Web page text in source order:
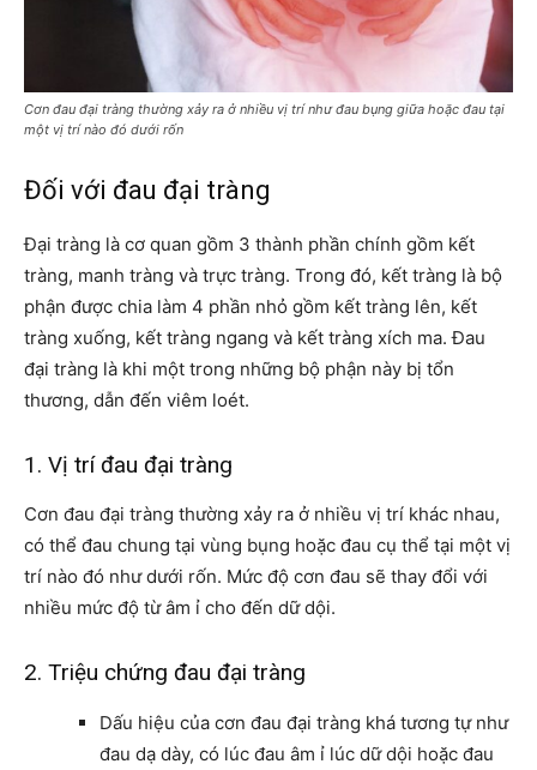
Cơn đau đại tràng thường xảy ra ở nhiều vị trí như đau bụng giữa hoặc đau tại
một vị trí nào đó dưới rốn
Đối với đau đại tràng
Đại tràng là cơ quan gồm 3 thành phần chính gồm kết
tràng, manh tràng và trực tràng. Trong đó, kết tràng là bộ
phận được chia làm 4 phần nhỏ gồm kết tràng lên, kết
tràng xuống, kết tràng ngang và kết tràng xích ma. Đau
đại tràng là khi một trong những bộ phận này bị tổn
thương, dẫn đến viêm loét.
1. Vị trí đau đại tràng
Cơn đau đại tràng thường xảy ra ở nhiều vị trí khác nhau,
có thể đau chung tại vùng bụng hoặc đau cụ thể tại một vị
trí nào đó như dưới rốn. Mức độ cơn đau sẽ thay đổi với
nhiều mức độ từ âm ỉ cho đến dữ dội.
2. Triệu chứng đau đại tràng
Dấu hiệu của cơn đau đại tràng khá tương tự như
đau dạ dày, có lúc đau âm ỉ lúc dữ dội hoặc đau